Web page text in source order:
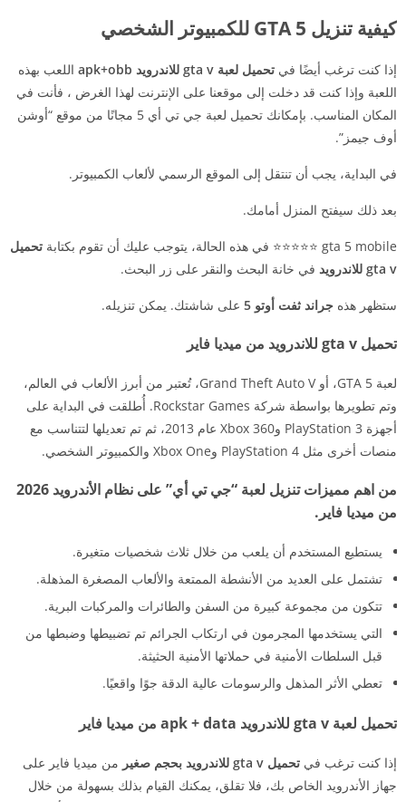
كيفية تنزيل GTA 5 للكمبيوتر الشخصي
إذا كنت ترغب أيضًا في تحميل لعبة gta v للاندرويد apk+obb
اللعب بهذه
اللعبة وإذا كنت قد دخلت إلى موقعنا على الإنترنت لهذا الغرض ، فأنت في
المكان المناسب. بإمكانك تحميل لعبة جي تي أي 5 مجانًا من موقع “أوشن
أوف جيمز”.
في البداية، يجب أن تنتقل إلى الموقع الرسمي لألعاب الكمبيوتر.
بعد ذلك سيفتح المنزل أمامك.
gta 5 mobile ⭐⭐⭐⭐⭐ في هذه الحالة، يتوجب عليك أن تقوم بكتابة
تحميل
gta v للاندرويد
في خانة البحث والنقر على زر البحث.
ستظهر هذه جراند ثفت أوتو 5 على شاشتك. يمكن تنزيله.
تحميل gta v للاندرويد من ميديا فاير
لعبة GTA 5، أو Grand Theft Auto V، تُعتبر من أبرز الألعاب في العالم،
وتم تطويرها بواسطة شركة Rockstar Games. أُطلقت في البداية على
أجهزة PlayStation 3 وXbox 360 عام 2013، ثم تم تعديلها لتتناسب مع
منصات أخرى مثل PlayStation 4 وXbox One والكمبيوتر الشخصي.
من اهم مميزات تنزيل لعبة “جي تي أي” على نظام الأندرويد 2026
من ميديا فاير.
يستطيع المستخدم أن يلعب من خلال ثلاث شخصيات متغيرة.
تشتمل على العديد من الأنشطة الممتعة والألعاب المصغرة المذهلة.
تتكون من مجموعة كبيرة من السفن والطائرات والمركبات البرية.
التي يستخدمها المجرمون في ارتكاب الجرائم تم تضبيطها وضبطها من
قبل السلطات الأمنية في حملاتها الأمنية الحثيثة.
تعطي الأثر المذهل والرسومات عالية الدقة جوًا واقعيًا.
تحميل لعبة gta v للاندرويد apk + data من ميديا فاير
إذا كنت ترغب في تحميل gta v للاندرويد بحجم صغير
من ميديا فاير على
جهاز الأندرويد الخاص بك، فلا تقلق، يمكنك القيام بذلك بسهولة من خلال